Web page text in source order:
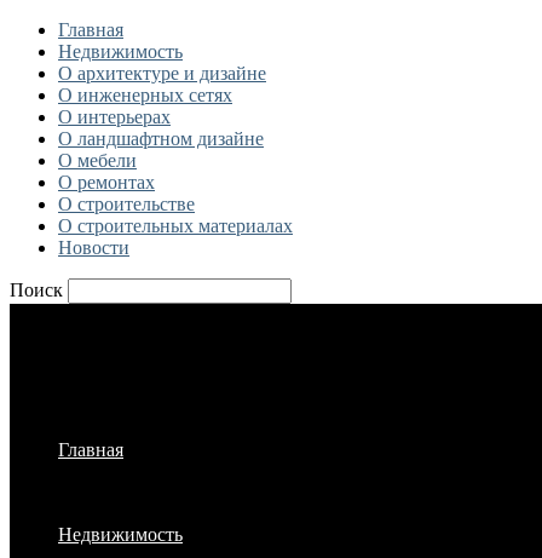
Главная
Недвижимость
О архитектуре и дизайне
О инженерных сетях
О интерьерах
О ландшафтном дизайне
О мебели
О ремонтах
О строительстве
О строительных материалах
Новости
Поиск
Главная
Недвижимость